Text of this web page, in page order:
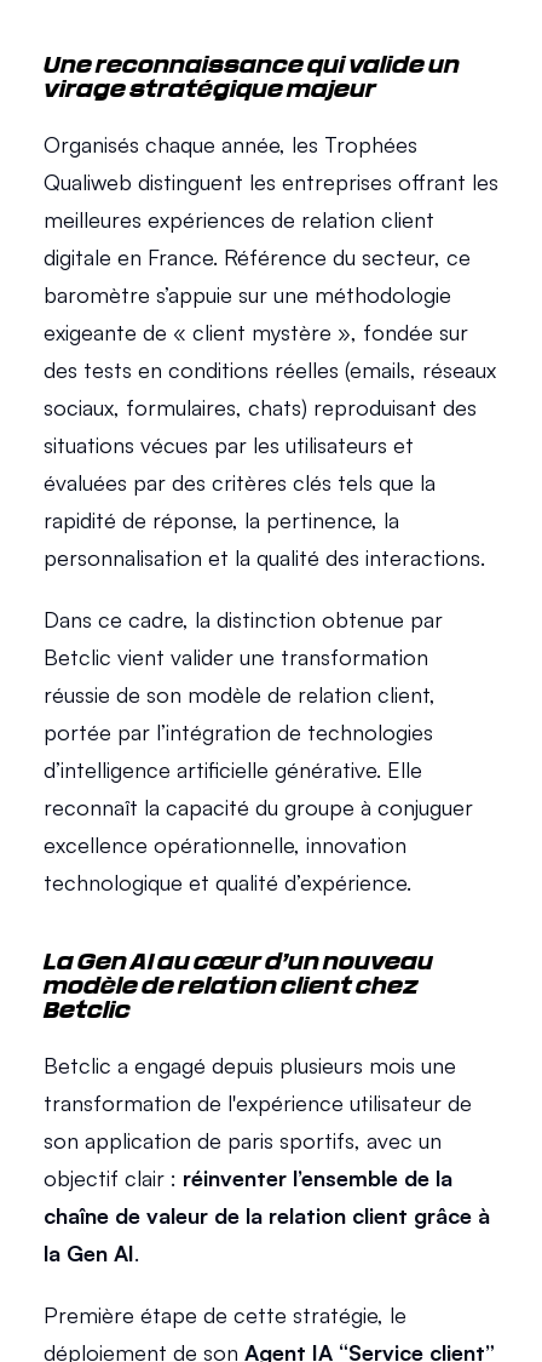
Une reconnaissance qui valide un
virage stratégique majeur
Organisés chaque année, les Trophées
Qualiweb distinguent les entreprises offrant les
meilleures expériences de relation client
digitale en France. Référence du secteur, ce
baromètre s’appuie sur une méthodologie
exigeante de « client mystère », fondée sur
des tests en conditions réelles (emails, réseaux
sociaux, formulaires, chats) reproduisant des
situations vécues par les utilisateurs et
évaluées par des critères clés tels que la
rapidité de réponse, la pertinence, la
personnalisation et la qualité des interactions.
Dans ce cadre, la distinction obtenue par
Betclic vient valider une transformation
réussie de son modèle de relation client,
portée par l’intégration de technologies
d’intelligence artificielle générative. Elle
reconnaît la capacité du groupe à conjuguer
excellence opérationnelle, innovation
technologique et qualité d’expérience.
La Gen AI au cœur d’un nouveau
modèle de relation client chez
Betclic
Betclic a engagé depuis plusieurs mois une
transformation de l'expérience utilisateur de
son application de paris sportifs, avec un
objectif clair : réinventer l’ensemble de la
chaîne de valeur de la relation client grâce à
la Gen AI.
Première étape de cette stratégie, le
déploiement de son Agent IA “Service client”